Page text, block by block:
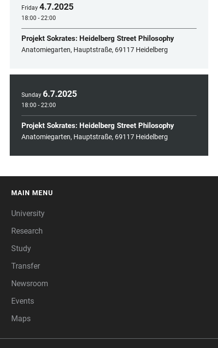
Friday 4.7.2025
18:00 - 22:00
Projekt Sokrates: Heidelberg Street Philosophy
Anatomiegarten, Hauptstraße, 69117 Heidelberg
Sunday 6.7.2025
18:00 - 22:00
Projekt Sokrates: Heidelberg Street Philosophy
Anatomiegarten, Hauptstraße, 69117 Heidelberg
MAIN MENU
University
Research
Study
Transfer
Newsroom
Events
Maps